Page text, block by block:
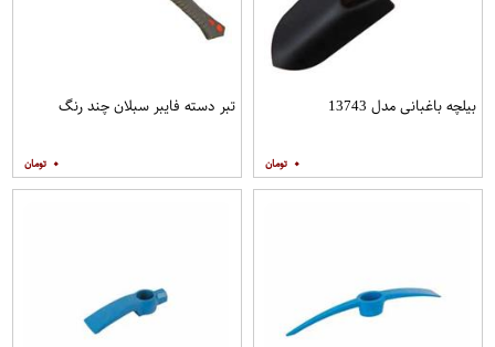
بیلچه باغبانی مدل 13743
۰
تبر دسته فایبر سبلان چند رنگ
۰